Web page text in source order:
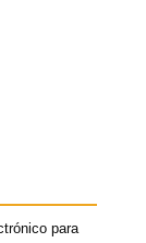
para